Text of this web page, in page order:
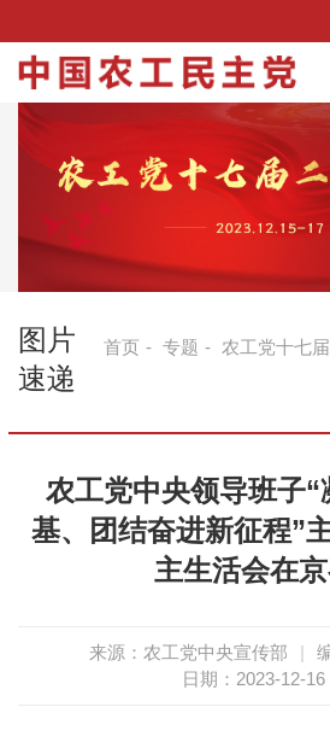
图片
速递
首页 - 专题 - 农工党十七
农工党中央领导班子“
基、团结奋进新征程”
主生活会在
来源：农工党中央宣传部 |
日期：2023-12-16